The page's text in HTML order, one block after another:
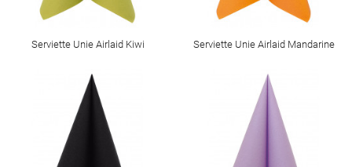
Serviette Unie Airlaid Kiwi Serviette Unie Airlaid Mandarine